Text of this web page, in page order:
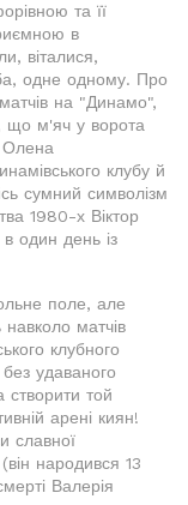
та її
в
віталися,
одне одному. Про
на "Динамо",
що м'яч у ворота
Олена
клубу й
сумний символізм
1980-х Віктор
один день із
поле, але
матчів
клубного
удаваного
створити той
арені киян!
славної
народився 13
Валерія